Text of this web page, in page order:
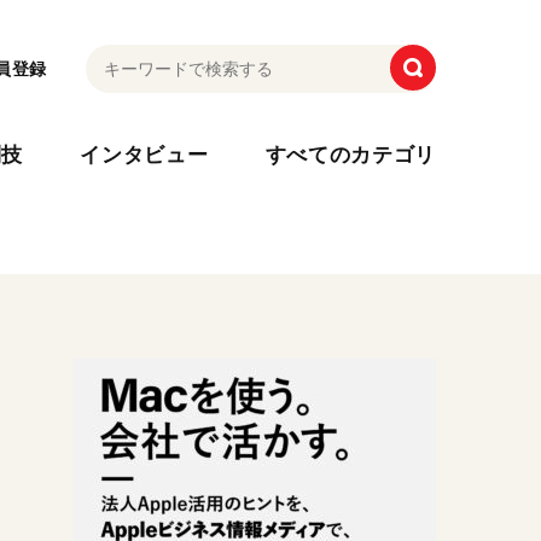
登録
インタビュー すべてのカテゴリ